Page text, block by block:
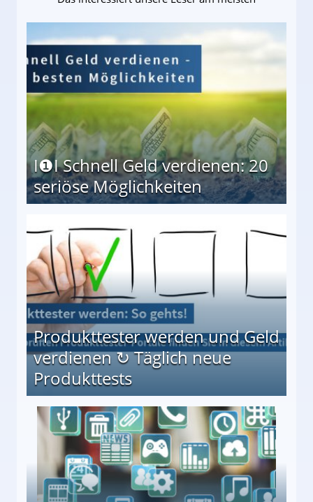
I❶I Schnell Geld verdienen: 20
seriöse Möglichkeiten
Produkttester werden und Geld
verdienen ↻ Täglich neue
Produkttests
↻ Täglich neue Produkttests